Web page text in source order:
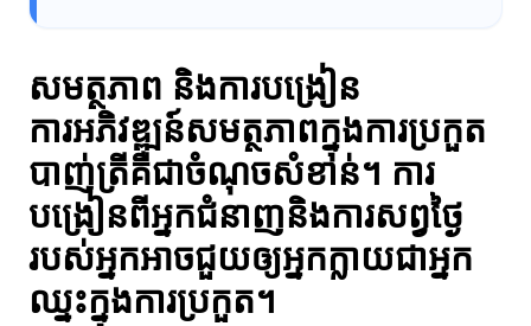
សមត្ថភាព និងការបង្រៀន
ការអភិវឌ្ឍន៍សមត្ថភាពក្នុងការប្រកួត
បាញ់ត្រីគឺជាចំណុចសំខាន់។ ការ
បង្រៀនពីអ្នកជំនាញនិងការសព្វថ្ងៃ
របស់អ្នកអាចជួយឲ្យអ្នកក្លាយជាអ្នក
ឈ្នះក្នុងការប្រកួត។